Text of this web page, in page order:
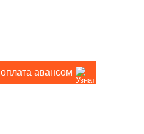
оплата авансом